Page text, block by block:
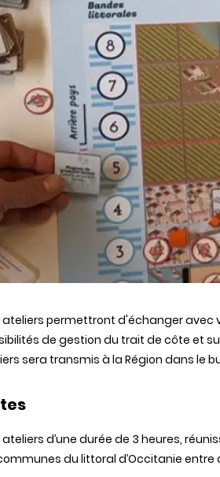
ateliers permettront d'échanger avec
de gestion du trait de côte et
sera transmis à la Région dans le
ateliers d’une durée de 3 heures,
du littoral d’Occitanie entre